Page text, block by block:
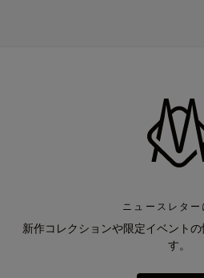
ニュースレター
新作コレクションや限定イベント
す。